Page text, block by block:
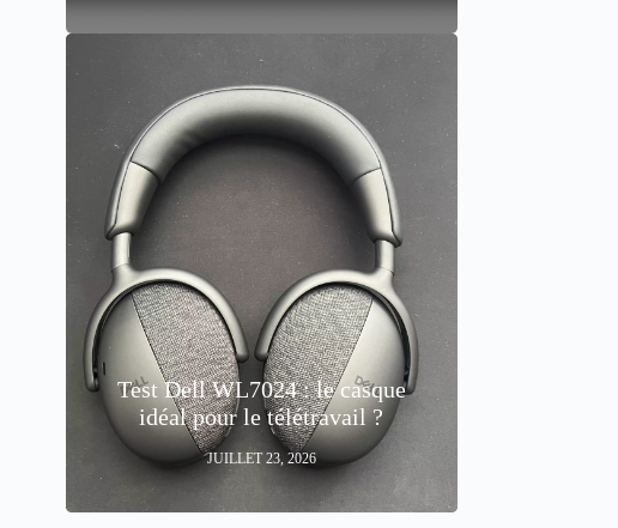
Test Dell WL7024 : le casque
idéal pour le télétravail ?
JUILLET 23, 2026